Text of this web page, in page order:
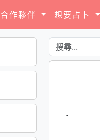
合作夥伴 想要占卜
·